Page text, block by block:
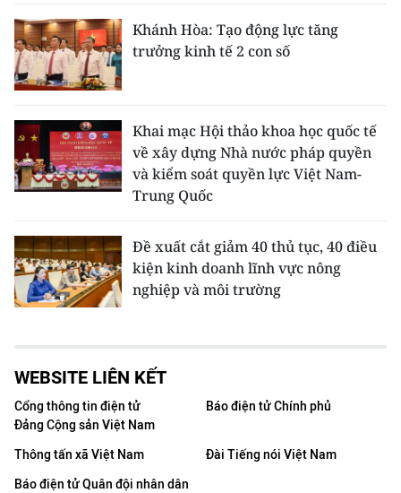
Khánh Hòa: Tạo động lực tăng
trưởng kinh tế 2 con số
Khai mạc Hội thảo khoa học quốc tế
về xây dựng Nhà nước pháp quyền
và kiểm soát quyền lực Việt Nam-
Trung Quốc
Đề xuất cắt giảm 40 thủ tục, 40 điều
kiện kinh doanh lĩnh vực nông
nghiệp và môi trường
WEBSITE LIÊN KẾT
Cổng thông tin điện tử
Đảng Cộng sản Việt Nam
Báo điện tử Chính phủ
Thông tấn xã Việt Nam
Đài Tiếng nói Việt Nam
Báo điện tử Quân đội nhân dân